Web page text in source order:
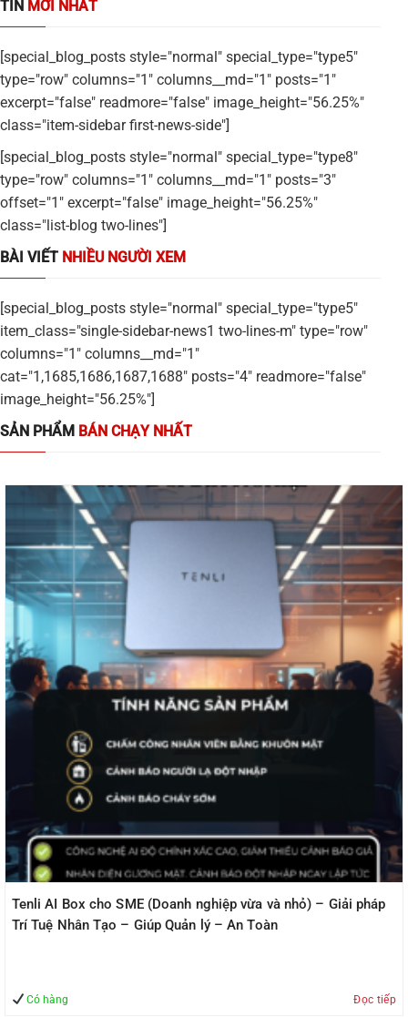
TIN MỚI NHẤT
[special_blog_posts style="normal" special_type="type5"
type="row" columns="1" columns__md="1" posts="1"
excerpt="false" readmore="false" image_height="56.25%"
class="item-sidebar first-news-side"]
[special_blog_posts style="normal" special_type="type8"
type="row" columns="1" columns__md="1" posts="3"
offset="1" excerpt="false" image_height="56.25%"
class="list-blog two-lines"]
BÀI VIẾT NHIỀU NGƯỜI XEM
[special_blog_posts style="normal" special_type="type5"
item_class="single-sidebar-news1 two-lines-m" type="row"
columns="1" columns__md="1"
cat="1,1685,1686,1687,1688" posts="4" readmore="false"
image_height="56.25%"]
SẢN PHẨM BÁN CHẠY NHẤT
Tenli AI Box cho SME (Doanh nghiệp vừa và nhỏ) – Giải pháp
Trí Tuệ Nhân Tạo – Giúp Quản lý – An Toàn
Có hàng Đọc tiếp